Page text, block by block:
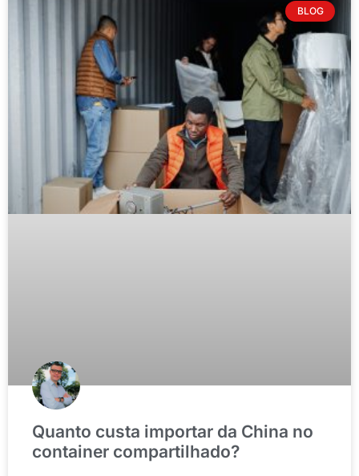
BLOG
Quanto custa importar da China no
container compartilhado?